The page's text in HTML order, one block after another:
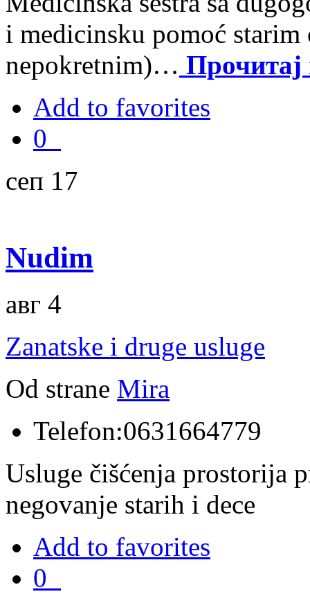
i medicinsku pomoć
nepokretnim)…
Add to favorites
0
сеп 17
Nudim
авг 4
Zanatske i druge usluge
Od strane Mira
Telefon:0631664779
Usluge čišćenja prostorija
negovanje starih i dece
Add to favorites
0